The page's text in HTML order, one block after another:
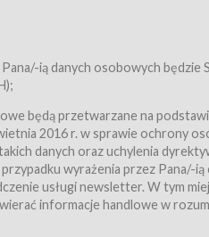
zawarcie umowy z
dla danego Wydarzenia, tj.
i koncertach;
przez Usługodawcę w Serwisie;
przez Usługodawcę, z
odrębne regulaminy,
ią danych osobowych
będą przetwarzane na
2016 r. w sprawie ochrony
danych oraz uchylenia
wyrażenia przez Pana/-
usługi newsletter. W tym
informacje handlowe w